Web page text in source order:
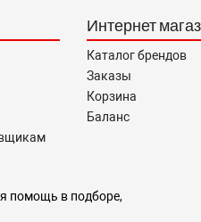
Интернет
Каталог брендов
Заказы
Корзина
Баланс
помощь в подборе,